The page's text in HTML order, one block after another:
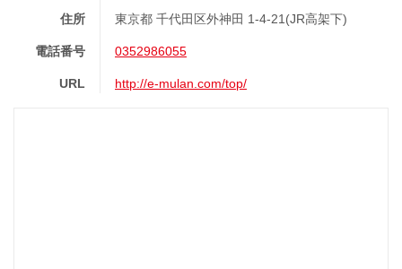
住所 東京都 千代田区外神田 1-4-21(JR高架下)
電話番号 0352986055
URL http://e-mulan.com/top/